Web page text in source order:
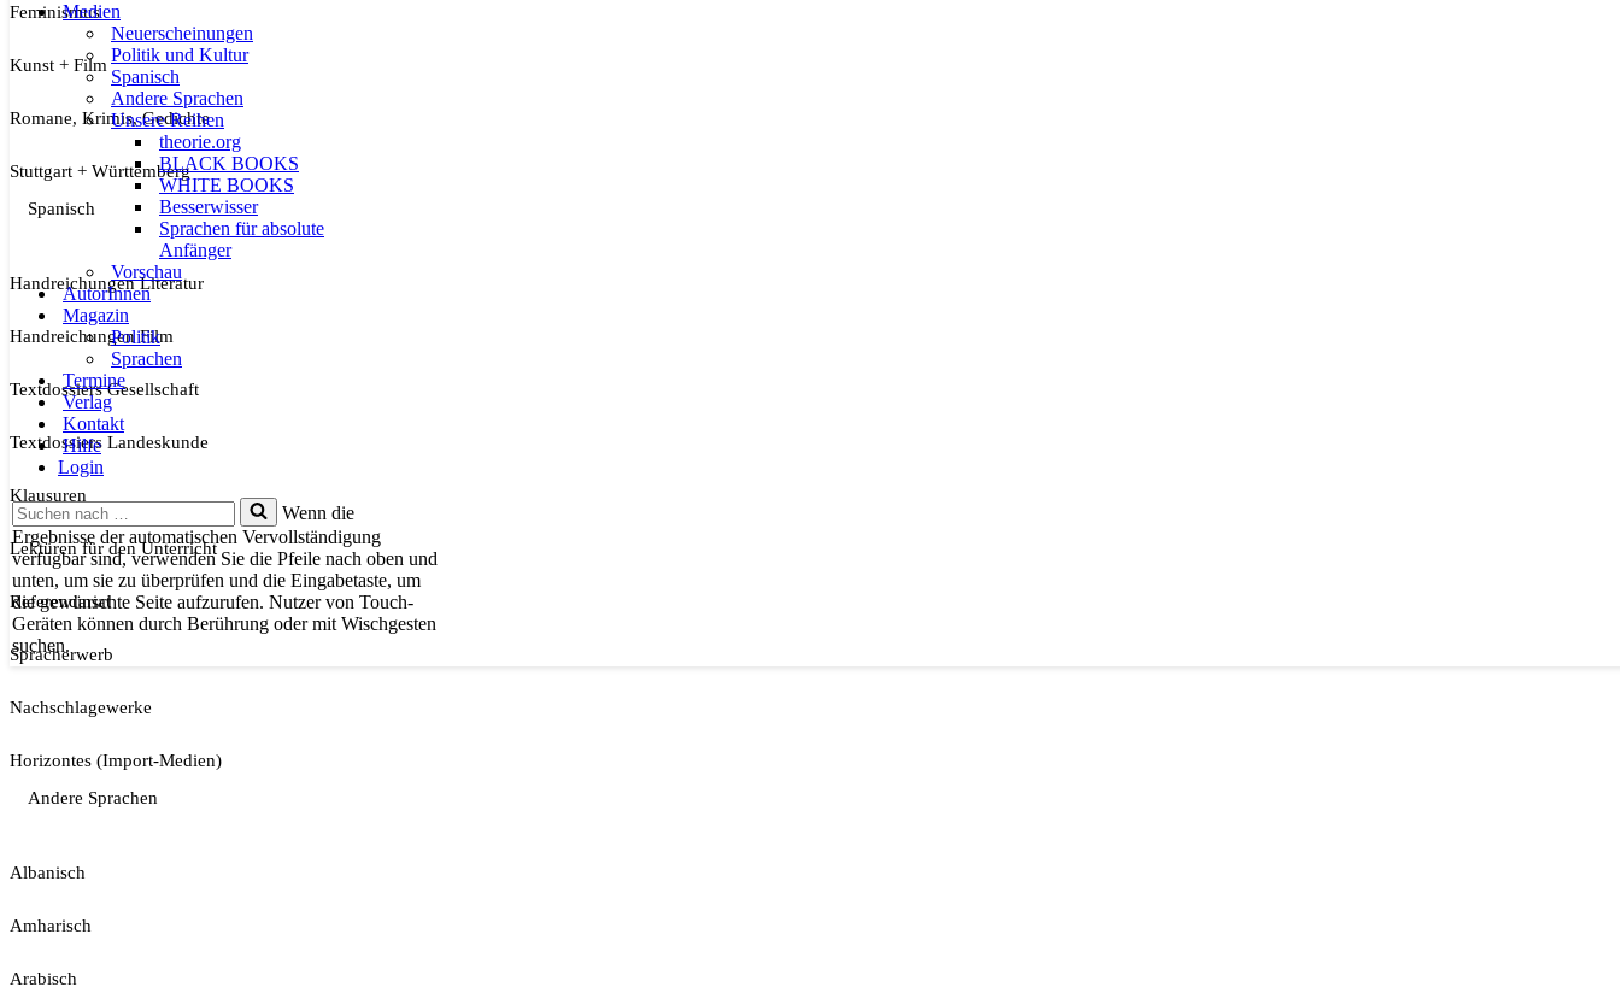
Medien
Neuerscheinungen
Politik und Kultur
Spanisch
Andere Sprachen
Unsere Reihen
theorie.org
BLACK BOOKS
WHITE BOOKS
Besserwisser
Sprachen für absolute
Anfänger
Vorschau
AutorInnen
Magazin
Politik
Sprachen
Termine
Verlag
Kontakt
Hilfe
Login
Suchen
nach …
Wenn die
Ergebnisse der automatischen Vervollständigung
verfügbar sind, verwenden Sie die Pfeile nach oben und
unten, um sie zu überprüfen und die Eingabetaste, um
die gewünschte Seite aufzurufen. Nutzer von Touch-
Geräten können durch Berührung oder mit Wischgesten
suchen.
Feminismus
Kunst + Film
Romane, Krimis, Gedichte
Stuttgart + Württemberg
Spanisch
Handreichungen Literatur
Handreichungen Film
Textdossiers Gesellschaft
Textdossiers Landeskunde
Klausuren
Lektüren für den Unterricht
Referendariat
Spracherwerb
Nachschlagewerke
Horizontes (Import-Medien)
Andere Sprachen
Albanisch
Amharisch
Arabisch